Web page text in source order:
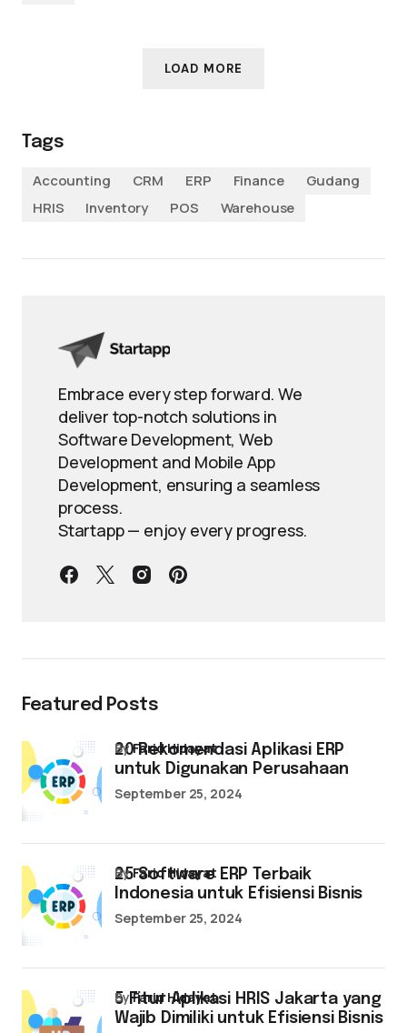
LOAD MORE
Tags
Accounting
CRM ERP Finance
Gudang
HRIS
Inventory POS Warehouse
Embrace every step forward. We
deliver top-notch solutions in
Software Development, Web
Development and Mobile App
Development, ensuring a seamless
process.
Startapp — enjoy every progress.
Featured Posts
20 Rekomendasi Aplikasi ERP
untuk Digunakan Perusahaan
byFarid Hidayat
September 25, 2024
25 Software ERP Terbaik
Indonesia untuk Efisiensi Bisnis
byFarid Hidayat
September 25, 2024
5 Fitur Aplikasi HRIS Jakarta yang
Wajib Dimiliki untuk Efisiensi Bisnis
byFarid Hidayat